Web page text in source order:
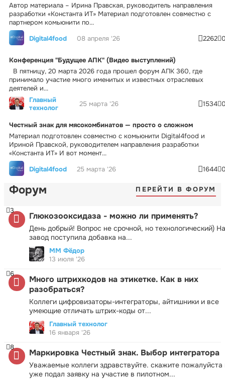
Автор материала – Ирина Правская, руководитель направления
разработки «Константа ИТ» Материал подготовлен совместно с
партнером комьюнити по...
Digital4food
08 апреля '26 2262
Конференция "Будущее АПК" (Видео выступлений)
В пятницу, 20 марта 2026 года прошел форум АПК 360, где
принимало участие много именитых и известных отраслевых
деятелей и...
Главный
технолог
25 марта '26 1534
Честный знак для мясокомбинатов — просто о сложном
Материал подготовлен совместно с комьюнити Digital4food и
Ириной Правской, руководителем направления разработки
«Константа ИТ» И вот момент...
Digital4food
25 марта '26 1644
Форум ПЕРЕЙТИ В ФОРУМ
Глюкозооксидаза - можно ли применять?
День добрый! Вопрос не срочной, но технологический) На
завод поступила добавка на...
3
ММ Фёдор
13 июля '26
Много штрихкодов на этикетке. Как в них
разобраться?
Коллеги цифровизаторы-интеграторы, айтишники и все
умеющие отличать штрих-коды от...
6
Главный технолог
16 января '26
Маркировка Честный знак. Выбор интегратора
Уважаемые коллеги здравствуйте. скажите пожалуйста
уже подал заявку на участие в пилотном...
8